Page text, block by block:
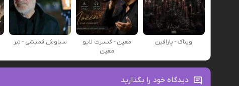
ویناک - پارافین
معین - کنسرت لایو
معین
سیاوش قمیشی - تبر
دیدگاه خود را بگذارید